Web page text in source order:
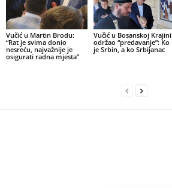
Vučić u Martin Brodu:
“Rat je svima donio
nesreću, najvažnije je
osigurati radna mjesta”
Vučić u Bosanskoj Krajini
održao “predavanje”: Ko
je Srbin, a ko Srbijanac